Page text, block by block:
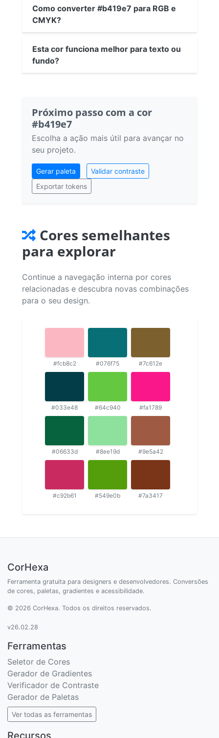
Como converter #b419e7 para RGB e
CMYK?
Esta cor funciona melhor para texto ou
fundo?
Próximo passo com a cor
#b419e7
Escolha a ação mais útil para avançar no
seu projeto.
Gerar paleta
Validar contraste
Exportar tokens
Cores semelhantes
para explorar
Continue a navegação interna por cores
relacionadas e descubra novas combinações
para o seu design.
#fcb8c2 #076f75 #7c612e
#033e48 #64c940 #fa1789
#06633d #8ee19d #9e5a42
#c92b61 #549e0b #7a3417
CorHexa
Ferramenta gratuita para designers e desenvolvedores. Conversões
de cores, paletas, gradientes e acessibilidade.
© 2026 CorHexa. Todos os direitos reservados.
v26.02.28
Ferramentas
Seletor de Cores
Gerador de Gradientes
Verificador de Contraste
Gerador de Paletas
Ver todas as ferramentas
Recursos